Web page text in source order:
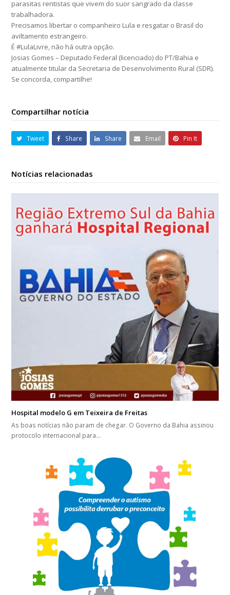
parasitas rentistas que vivem do suor sangrado da classe
trabalhadora.
Precisamos libertar o companheiro Lula e resgatar o Brasil do
aviltamento estrangeiro.
É #LulaLivre, não há outra opção.
Josias Gomes – Deputado Federal (licenciado) do PT/Bahia e
atualmente titular da Secretaria de Desenvolvimento Rural (SDR).
Se concorda, compartilhe!
Compartilhar notícia
Tweet Share Share Email Pin It
Notícias relacionadas
Hospital modelo G em Teixeira de Freitas
As boas notícias não param de chegar. O Governo da Bahia assinou
protocolo internacional para…